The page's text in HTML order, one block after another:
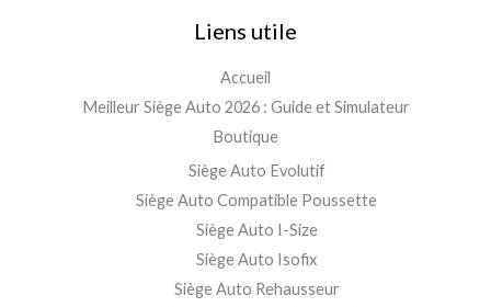
Liens utile
Accueil
Meilleur Siège Auto 2026 : Guide et Simulateur
Boutique
Siège Auto Evolutif
Siège Auto Compatible Poussette
Siège Auto I-Size
Siège Auto Isofix
Siège Auto Rehausseur